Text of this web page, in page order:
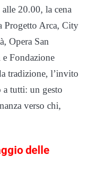
20.00, la cena
Progetto Arca, City
Opera San
e Fondazione
tradizione, l’invito
a tutti: un gesto
verso chi,
delle